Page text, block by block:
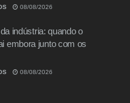
08/08/2026
indústria: quando o
embora junto com os
08/08/2026